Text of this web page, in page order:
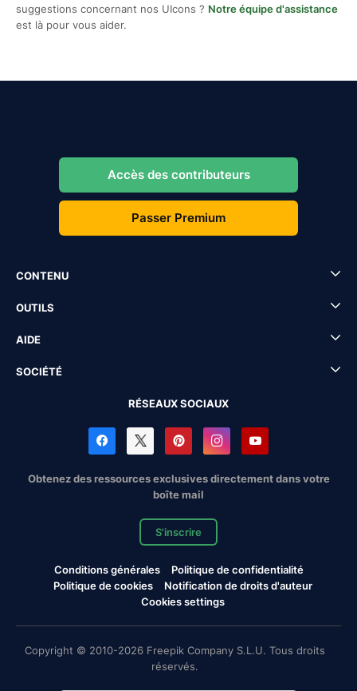
suggestions concernant nos UIcons ? Notre équipe d'assistance
est là pour vous aider.
Accès des contributeurs
Passer Premium
CONTENU
OUTILS
AIDE
SOCIÉTÉ
RÉSEAUX SOCIAUX
Obtenez des ressources exclusives directement dans votre
boîte mail
S'inscrire
Conditions générales
Politique de confidentialité
Politique de cookies
Notification de droits d'auteur
Cookies settings
Copyright © 2010-2026 Freepik Company S.L.U. Tous droits
réservés.